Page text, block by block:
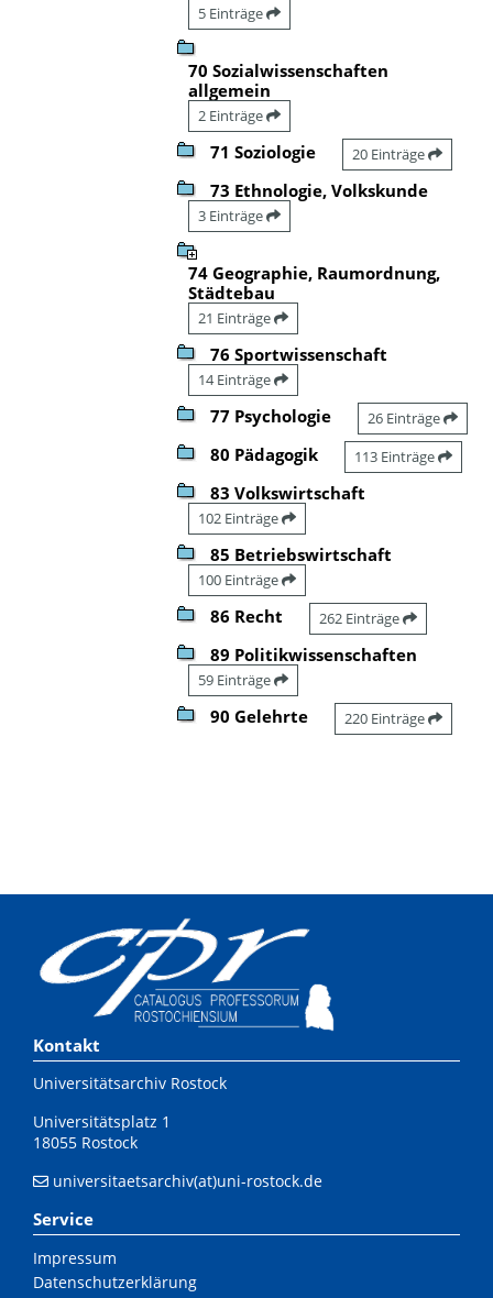
5 Einträge
70 Sozialwissenschaften
allgemein
2 Einträge
71 Soziologie 20 Einträge
73 Ethnologie, Volkskunde
3 Einträge
74 Geographie, Raumordnung,
Städtebau
21 Einträge
76 Sportwissenschaft
14 Einträge
77 Psychologie 26 Einträge
80 Pädagogik 113 Einträge
83 Volkswirtschaft
102 Einträge
85 Betriebswirtschaft
100 Einträge
86 Recht 262 Einträge
89 Politikwissenschaften
59 Einträge
90 Gelehrte 220 Einträge
Kontakt
Universitätsarchiv Rostock
Universitätsplatz 1
18055 Rostock
universitaetsarchiv(at)uni-rostock.de
Service
Impressum
Datenschutzerklärung